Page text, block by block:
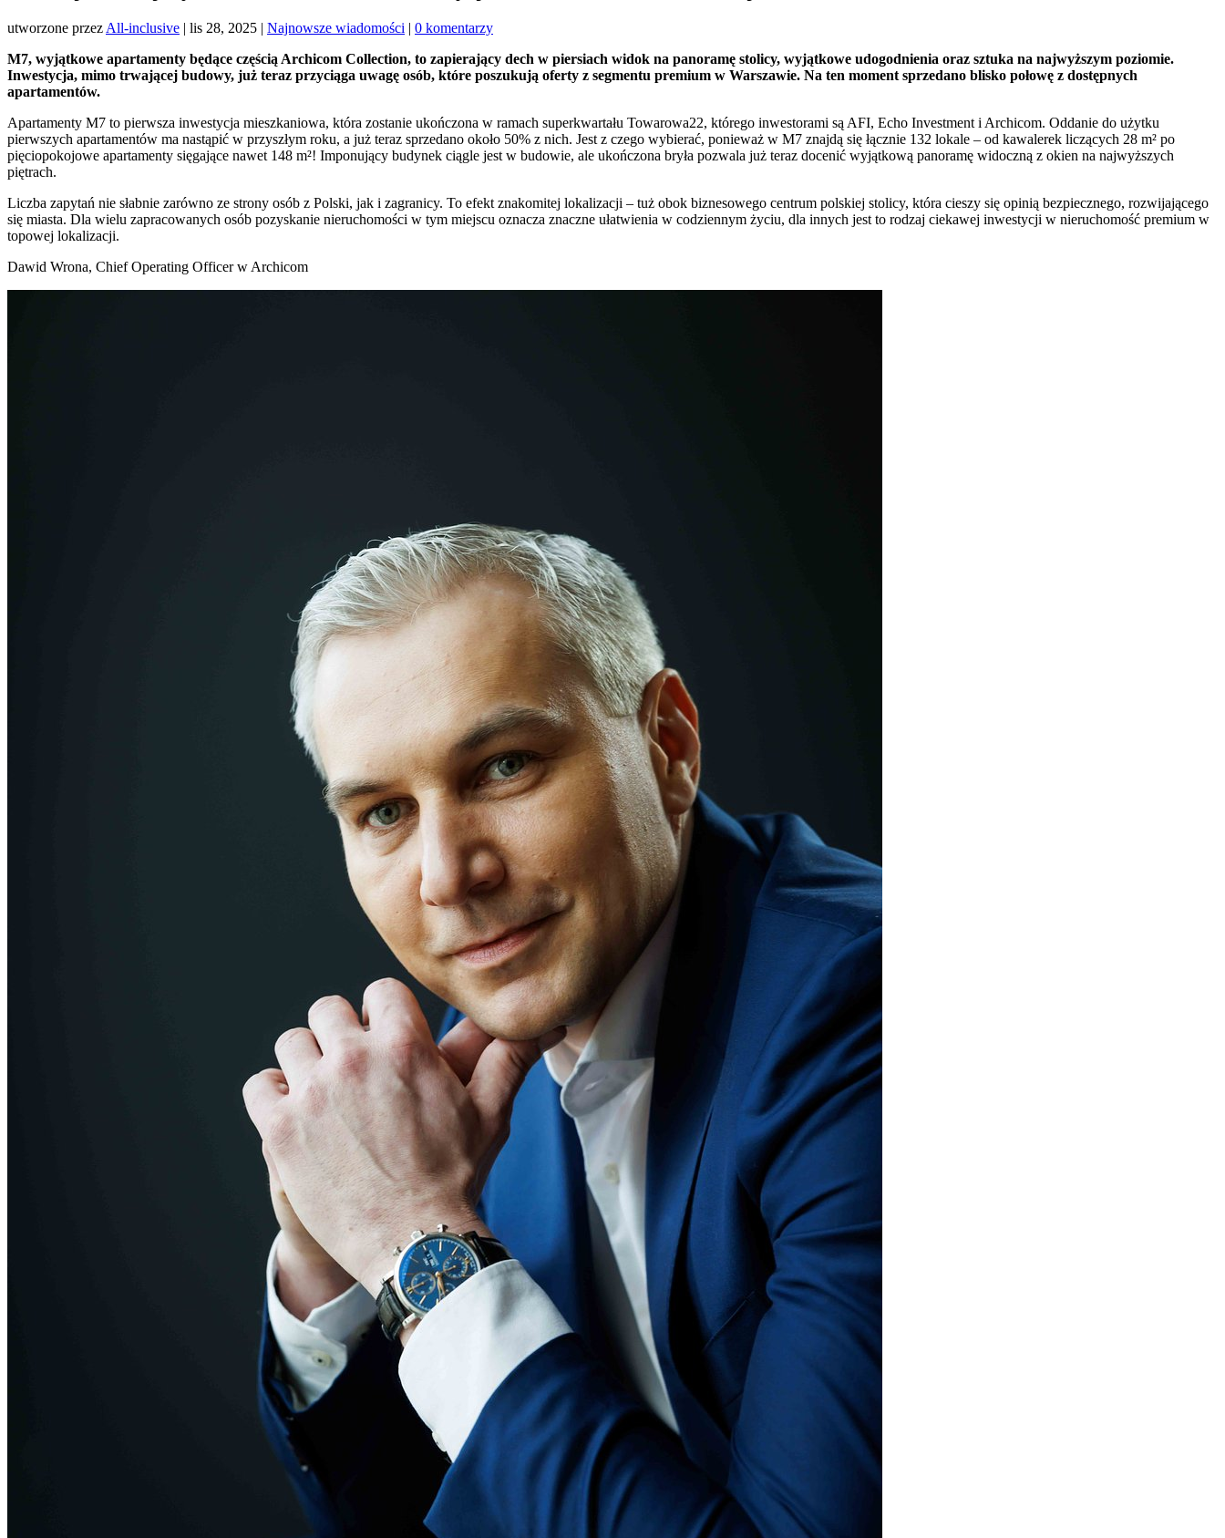
utworzone przez All-inclusive | lis 28, 2025 | Najnowsze wiadomości | 0 komentarzy
M7, wyjątkowe apartamenty będące częścią Archicom Collection, to zapierający dech w piersiach widok na panoramę stolicy, wyjątkowe udogodnienia oraz sztuka na najwyższym poziomie.
Inwestycja, mimo trwającej budowy, już teraz przyciąga uwagę osób, które poszukują oferty z segmentu premium w Warszawie. Na ten moment sprzedano blisko połowę z dostępnych
apartamentów.
Apartamenty M7 to pierwsza inwestycja mieszkaniowa, która zostanie ukończona w ramach superkwartału Towarowa22, którego inwestorami są AFI, Echo Investment i Archicom. Oddanie do użytku
pierwszych apartamentów ma nastąpić w przyszłym roku, a już teraz sprzedano około 50% z nich. Jest z czego wybierać, ponieważ w M7 znajdą się łącznie 132 lokale – od kawalerek liczących 28 m² po
pięciopokojowe apartamenty sięgające nawet 148 m²! Imponujący budynek ciągle jest w budowie, ale ukończona bryła pozwala już teraz docenić wyjątkową panoramę widoczną z okien na najwyższych
piętrach.
Liczba zapytań nie słabnie zarówno ze strony osób z Polski, jak i zagranicy. To efekt znakomitej lokalizacji – tuż obok biznesowego centrum polskiej stolicy, która cieszy się opinią bezpiecznego, rozwijającego
się miasta. Dla wielu zapracowanych osób pozyskanie nieruchomości w tym miejscu oznacza znaczne ułatwienia w codziennym życiu, dla innych jest to rodzaj ciekawej inwestycji w nieruchomość premium w
topowej lokalizacji.
Dawid Wrona, Chief Operating Officer w Archicom